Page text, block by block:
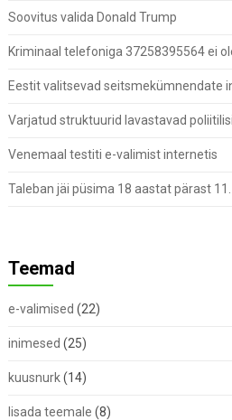
Soovitus valida Donald Trump
Kriminaal telefoniga 37258395564 ei
Eestit valitsevad seitsmekümnendate
Varjatud struktuurid lavastavad
Venemaal testiti e-valimist internetis
Taleban jäi püsima 18 aastat pärast
Teemad
e-valimised (22)
inimesed (25)
kuusnurk(14)
lisada teemale (8)